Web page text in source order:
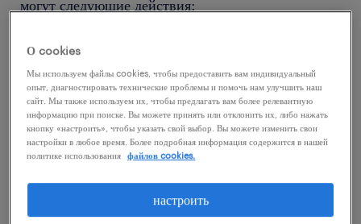
могут следующие действия:
Попробуйте удалить некоторые из
примененных фильтров.
Вы искали работу в определенном месте?
Учтите возможность расширения диапазона
вокруг местонахождения.
Измените название должности или ключевые
слова и проверьте, правильно ли они
О cookies
Мы используем файлы cookies, чтобы предоставить вам индивидуальный
опыт, диагностировать технические проблемы и помочь нам улучшить наш
сайт. Мы также используем их, чтобы предлагать вам более релевантную
информацию при поиске. Вы можете принять или отклонить их, либо нажать
кнопку «настроить», чтобы указать свой выбор. Вы можете изменить свои
настройки в любое время. Более подробная информация содержится в нашей
политике использования
файлов cookies.
настроить